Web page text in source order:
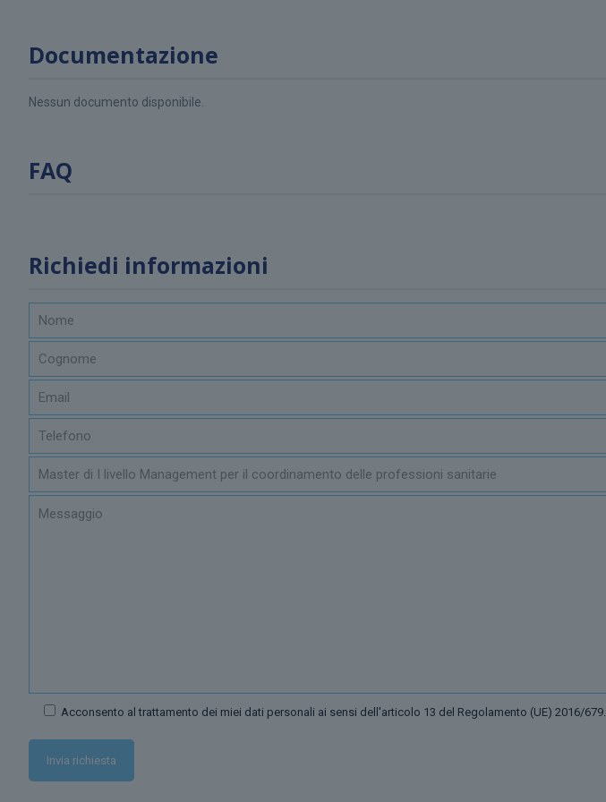
Documentazione
Nessun documento disponibile.
FAQ
Richiedi informazioni
Acconsento al trattamento dei miei dati personali ai sensi dell'articolo 13 del Regolamento (UE) 2016/679.